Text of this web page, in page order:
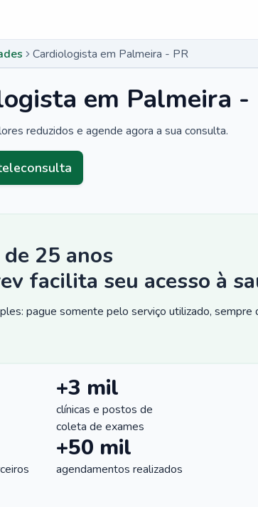
Cardiologista em Palmeira - PR
em Palmeira -
reduzidos e agende agora a sua consulta.
25 anos
facilita seu acesso à
pague somente pelo serviço utilizado, sempre
+3 mil
clínicas e postos de
coleta de exames
+50 mil
agendamentos realizados